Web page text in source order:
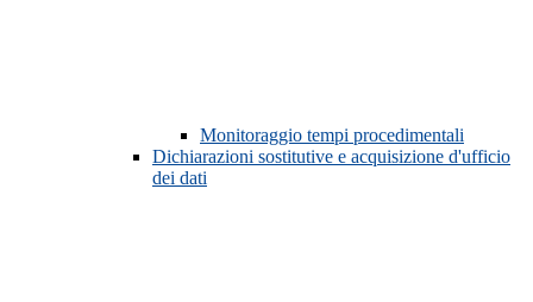
Monitoraggio tempi procedimentali
Dichiarazioni sostitutive e acquisizione d'ufficio
dei dati